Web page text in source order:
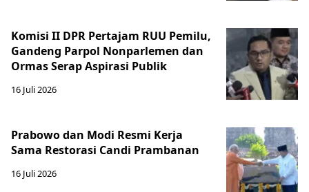
Komisi II DPR Pertajam RUU Pemilu,
Gandeng Parpol Nonparlemen dan
Ormas Serap Aspirasi Publik
16 Juli 2026
Prabowo dan Modi Resmi Kerja
Sama Restorasi Candi Prambanan
16 Juli 2026